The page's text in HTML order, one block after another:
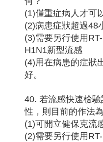
(1)僅重症病人才可
(2)病患症狀超過48
(3)需要另行使用
H1N1新型流感
(4)用在病患的症狀
好。
40. 若流感快速檢
性，則目前的作法
(1)可開立健保克流
(2)需要另行使用